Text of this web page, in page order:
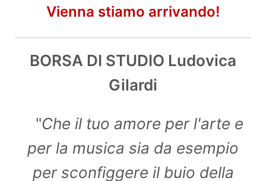
Vienna stiamo arrivando!
BORSA DI STUDIO Ludovica
Gilardi
"Che il tuo amore per l'arte e
per la musica sia da esempio
per sconfiggere il buio della